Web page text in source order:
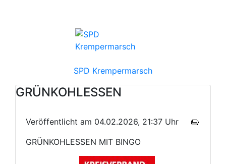
SPD Krempermarsch
GRÜNKOHLESSEN
Veröffentlicht am 04.02.2026, 21:37 Uhr
GRÜNKOHLESSEN MIT BINGO